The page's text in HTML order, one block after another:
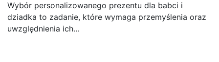
Wybór personalizowanego prezentu dla babci i
dziadka to zadanie, które wymaga przemyślenia oraz
uwzględnienia ich…